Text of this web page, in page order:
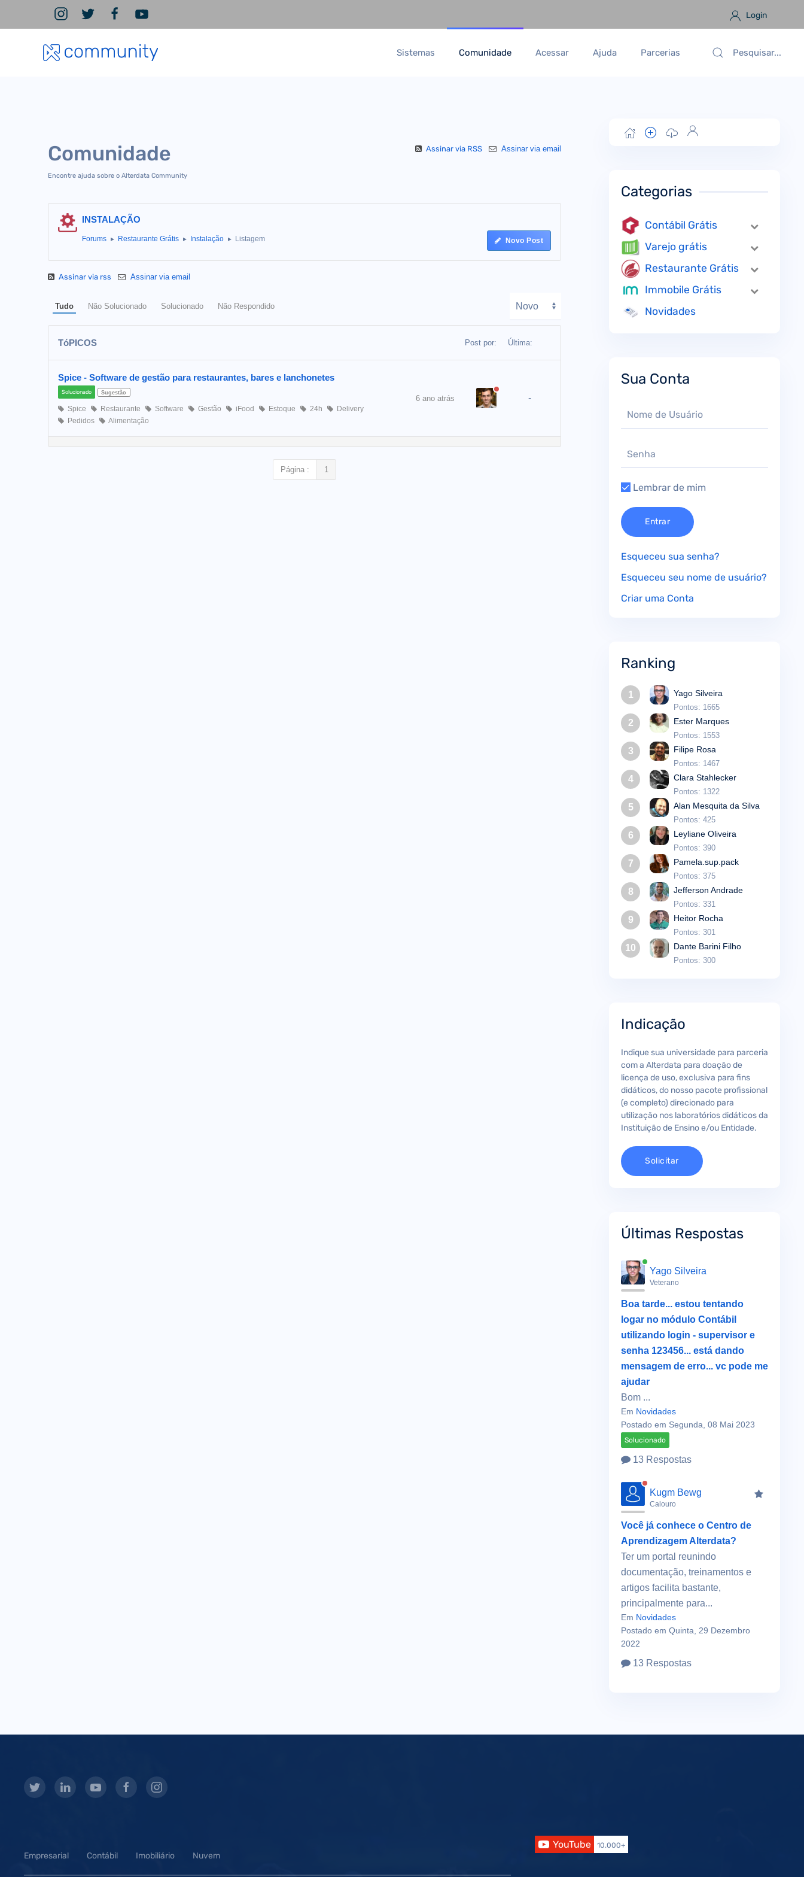
Login
Sistemas Comunidade Acessar Ajuda Parcerias
Comunidade
Encontre ajuda sobre o Alterdata Community
Assinar via RSS Assinar via email
INSTALAÇÃO
Forums Restaurante Grátis Instalação Listagem Novo Post
Assinar via rss Assinar via email
Tudo Não Solucionado Solucionado Não Respondido
TóPICOS Post por: Última:
Spice - Software de gestão para restaurantes, bares e lanchonetes
Solucionado Sugestão
Spice Restaurante Software Gestão iFood Estoque 24h
Delivery
Pedidos
Alimentação
6 ano atrás -
Página : 1
Categorias
Contábil Grátis
Varejo grátis
Restaurante Grátis
Immobile Grátis
Novidades
Sua Conta
Lembrar de mim
Entrar
Esqueceu sua senha?
Esqueceu seu nome de usuário?
Criar uma Conta
Ranking
1 Yago Silveira
Pontos: 1665
2 Ester Marques
Pontos: 1553
3 Filipe Rosa
Pontos: 1467
4 Clara Stahlecker
Pontos: 1322
5 Alan Mesquita da Silva
Pontos: 425
6 Leyliane Oliveira
Pontos: 390
7 Pamela.sup.pack
Pontos: 375
8 Jefferson Andrade
Pontos: 331
9 Heitor Rocha
Pontos: 301
10 Dante Barini Filho
Pontos: 300
Indicação
Indique sua universidade para parceria
com a Alterdata para doação de
licença de uso, exclusiva para fins
didáticos, do nosso pacote profissional
(e completo) direcionado para
utilização nos laboratórios didáticos da
Instituição de Ensino e/ou Entidade.
Solicitar
Últimas Respostas
Yago Silveira
Veterano
Boa tarde... estou tentando
logar no módulo Contábil
utilizando login - supervisor e
senha 123456... está dando
mensagem de erro... vc pode me
ajudar
Bom ...
Em Novidades
Postado em Segunda, 08 Mai 2023
Solucionado
13 Respostas
Kugm Bewg
Calouro
Você já conhece o Centro de
Aprendizagem Alterdata?
Ter um portal reunindo
documentação, treinamentos e
artigos facilita bastante,
principalmente para...
Em Novidades
Postado em Quinta, 29 Dezembro
2022
13 Respostas
Empresarial Contábil Imobiliário Nuvem
YouTube 10.000+